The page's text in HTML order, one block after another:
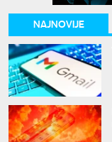
NAJNOVIJE